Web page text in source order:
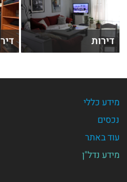
דירות
מידע כללי
נכסים
עוד באתר
מידע נדל"ן